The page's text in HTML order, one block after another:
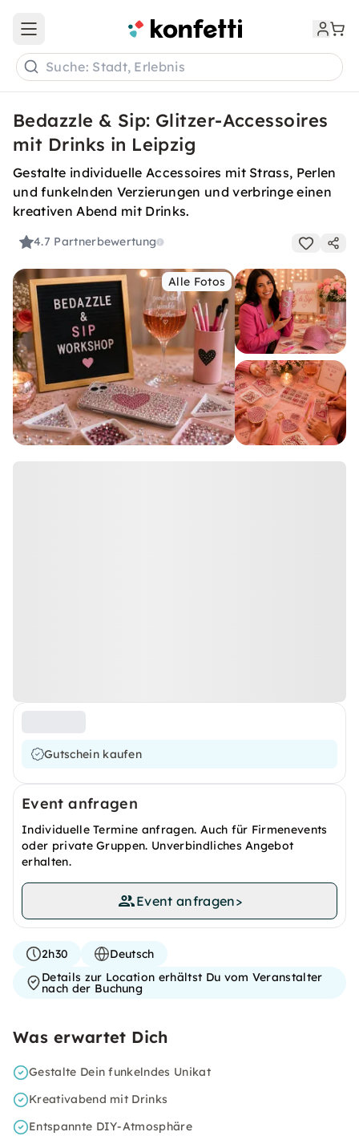
Open main menu
Suche: Stadt, Erlebnis
Bedazzle & Sip: Glitzer-Accessoires
mit Drinks in Leipzig
Gestalte individuelle Accessoires mit Strass, Perlen
und funkelnden Verzierungen und verbringe einen
kreativen Abend mit Drinks.
4.7 Partnerbewertung
Alle Fotos
Gutschein kaufen
Event anfragen
Individuelle Termine anfragen. Auch für Firmenevents
oder private Gruppen. Unverbindliches Angebot
erhalten.
Event anfragen>
2h30
Deutsch
Details zur Location erhältst Du vom Veranstalter
nach der Buchung
Was erwartet Dich
Gestalte Dein funkelndes Unikat
Kreativabend mit Drinks
Entspannte DIY-Atmosphäre